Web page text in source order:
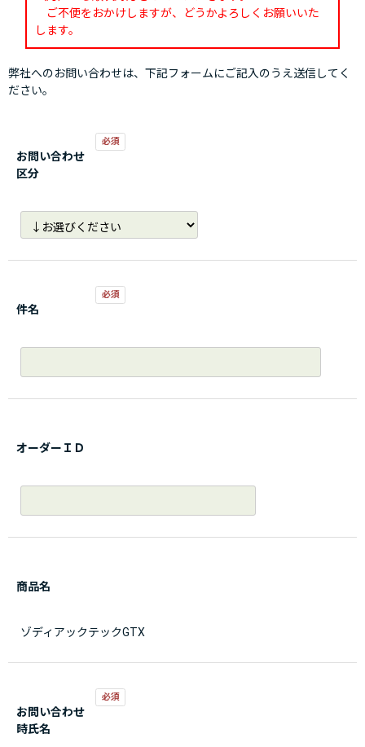
ご不便をおかけしますが、どうかよろしくお願いいた
します。
弊社へのお問い合わせは、下記フォームにご記入のうえ送信してく
ださい。
お問い合わせ
区分
件名
オーダーＩＤ
商品名
ゾディアックテックGTX
お問い合わせ
時氏名